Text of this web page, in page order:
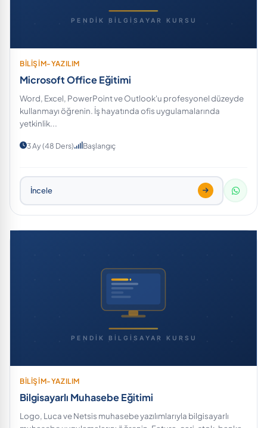
BİLİŞİM-YAZILIM
Microsoft Office Eğitimi
Word, Excel, PowerPoint ve Outlook'u profesyonel düzeyde
kullanmayı öğrenin. İş hayatında ofis uygulamalarında
yetkinlik...
3 Ay (48 Ders) Başlangıç
İncele
BİLİŞİM-YAZILIM
Bilgisayarlı Muhasebe Eğitimi
Logo, Luca ve Netsis muhasebe yazılımlarıyla bilgisayarlı